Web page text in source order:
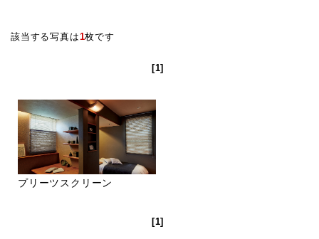
該当する写真は1枚です
[1]
プリーツスクリーン
[1]